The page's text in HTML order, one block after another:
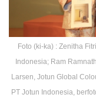
Foto (ki-ka) : Zenitha
Indonesia; Ram
Larsen, Jotun Global
PT Jotun Indonesia,